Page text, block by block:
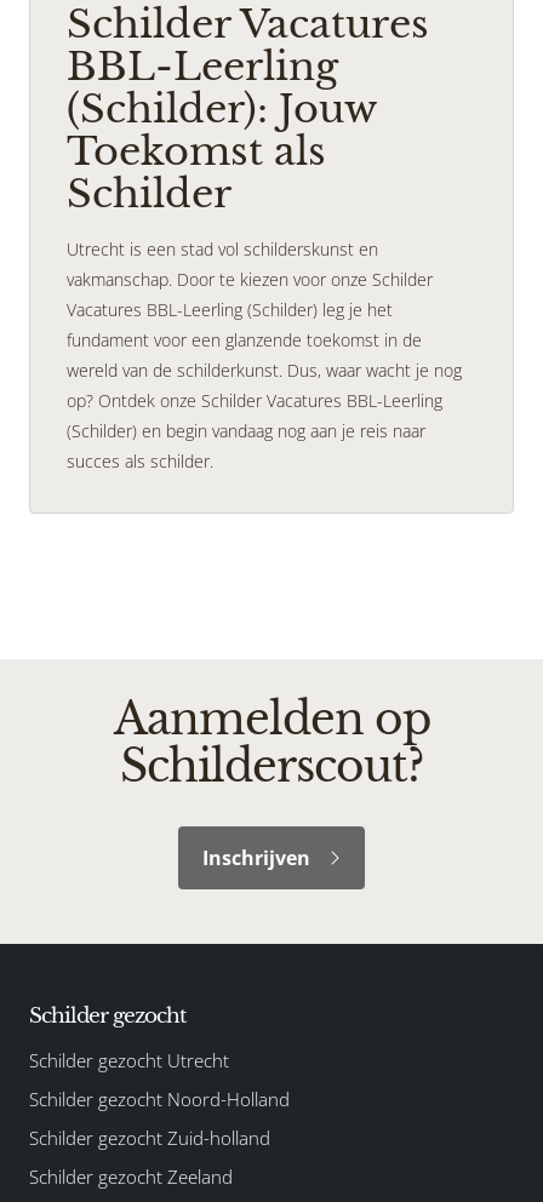
Schilder Vacatures
BBL-Leerling
(Schilder): Jouw
Toekomst als
Schilder
Utrecht is een stad vol schilderskunst en
vakmanschap. Door te kiezen voor onze Schilder
Vacatures BBL-Leerling (Schilder) leg je het
fundament voor een glanzende toekomst in de
wereld van de schilderkunst. Dus, waar wacht je nog
op? Ontdek onze Schilder Vacatures BBL-Leerling
(Schilder) en begin vandaag nog aan je reis naar
succes als schilder.
Aanmelden op
Schilderscout?
Inschrijven
Schilder gezocht
Schilder gezocht Utrecht
Schilder gezocht Noord-Holland
Schilder gezocht Zuid-holland
Schilder gezocht Zeeland